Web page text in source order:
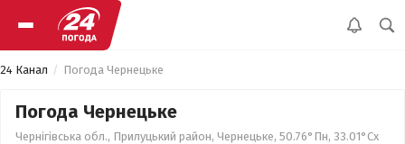
24 Канал Погода Чернецьке
Погода Чернецьке
Чернігівська обл., Прилуцький район, Чернецьке, 50.76°Пн, 33.01°Сх